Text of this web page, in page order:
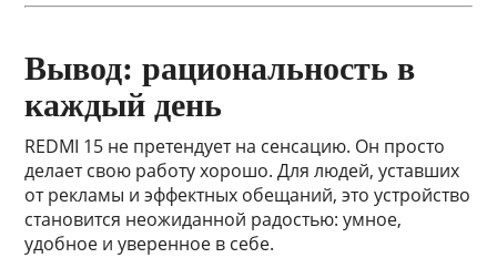
Вывод: рациональность в
каждый день
REDMI 15 не претендует на сенсацию. Он просто
делает свою работу хорошо. Для людей, уставших
от рекламы и эффектных обещаний, это устройство
становится неожиданной радостью: умное,
удобное и уверенное в себе.